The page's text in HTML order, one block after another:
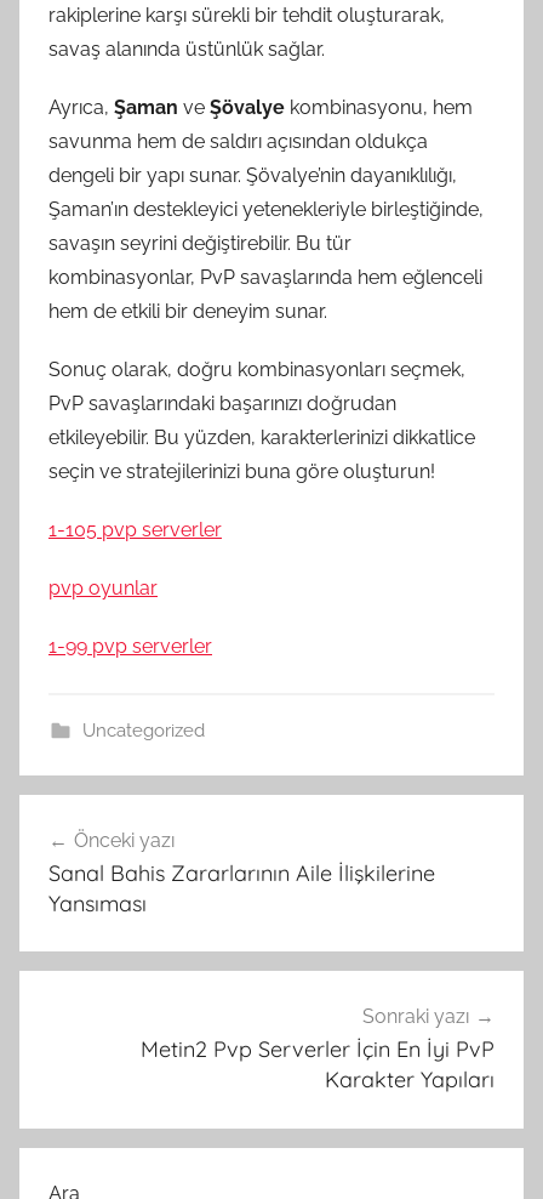
rakiplerine karşı sürekli bir tehdit oluşturarak,
savaş alanında üstünlük sağlar.
Ayrıca, Şaman ve Şövalye kombinasyonu, hem
savunma hem de saldırı açısından oldukça
dengeli bir yapı sunar. Şövalye’nin dayanıklılığı,
Şaman’ın destekleyici yetenekleriyle birleştiğinde,
savaşın seyrini değiştirebilir. Bu tür
kombinasyonlar, PvP savaşlarında hem eğlenceli
hem de etkili bir deneyim sunar.
Sonuç olarak, doğru kombinasyonları seçmek,
PvP savaşlarındaki başarınızı doğrudan
etkileyebilir. Bu yüzden, karakterlerinizi dikkatlice
seçin ve stratejilerinizi buna göre oluşturun!
1-105 pvp serverler
pvp oyunlar
1-99 pvp serverler
Uncategorized
gezinmesi
Önceki yazı
Sanal Bahis Zararlarının Aile İlişkilerine
Yansıması
Sonraki yazı
Metin2 Pvp Serverler İçin En İyi PvP
Karakter Yapıları
Ara